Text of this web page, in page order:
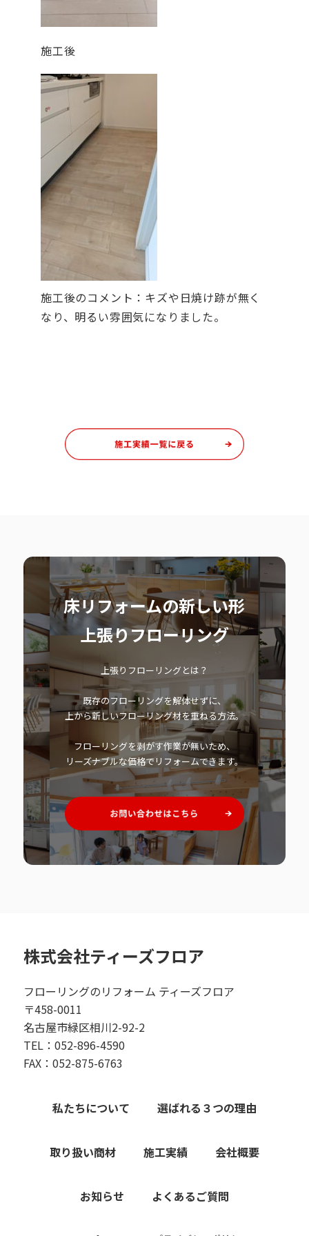
施工後
施工後のコメント：キズや日焼け跡が無く
なり、明るい雰囲気になりました。
床リフォームの新しい形
上張りフローリング
上張りフローリングとは？
既存のフローリングを解体せずに、
上から新しいフローリング材を重ねる方法。
フローリングを剥がす作業が無いため、
リーズナブルな価格でリフォームできます。
株式会社ティーズフロア
フローリングのリフォーム ティーズフロア
〒458-0011
名古屋市緑区相川2-92-2
TEL：052-896-4590
FAX：052-875-6763
私たちについて 選ばれる３つの理由
取り扱い商材 施工実績 会社概要
お知らせ よくあるご質問